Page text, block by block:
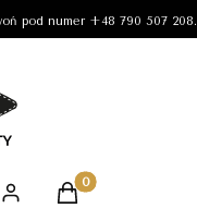
pod numer +48 790 507 208.
Produkty w